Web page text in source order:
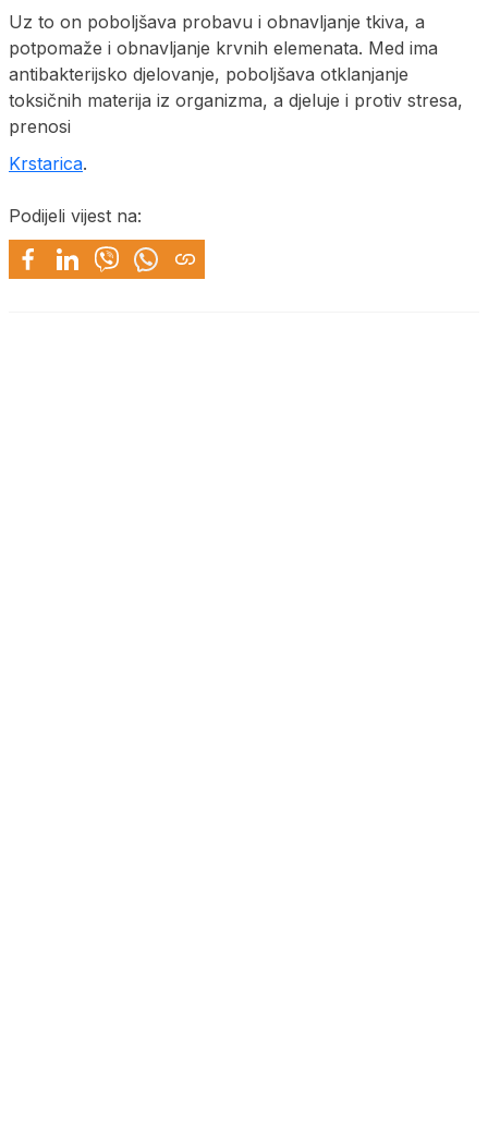
Uz to on poboljšava probavu i obnavljanje tkiva, a
potpomaže i obnavljanje krvnih elemenata. Med ima
antibakterijsko djelovanje, poboljšava otklanjanje
toksičnih materija iz organizma, a djeluje i protiv stresa,
prenosi
Krstarica.
Podijeli vijest na: